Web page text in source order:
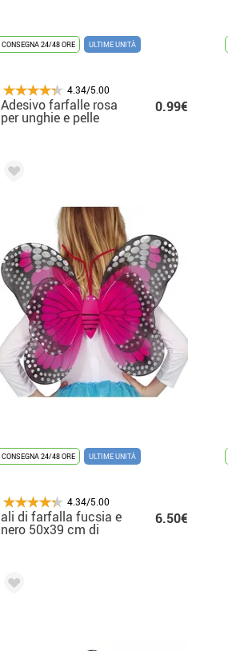
CONSEGNA 24/48 ORE ULTIME UNITÀ
4.34/5.00
Adesivo farfalle rosa
per unghie e pelle
0.99€
CONSEGNA 24/48 ORE ULTIME UNITÀ
4.34/5.00
ali di farfalla fucsia e
nero 50x39 cm di
6.50€